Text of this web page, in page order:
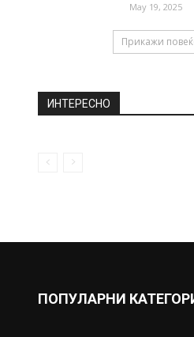
May 19, 2025
Прикажи
ИНТЕРЕСНО
ПОПУЛАРНИ